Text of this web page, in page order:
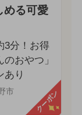
める可愛
3分！お得
おやつ」
あり
市 クーポン